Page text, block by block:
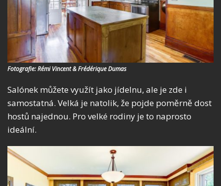
Fotografie: Rémi Vincent & Frédérique Dumas
Salónek můžete využít jako jídelnu, ale je zde i
samostatná. Velká je natolik, že pojde poměrně dost
hostů najednou. Pro velké rodiny je to naprosto
ideální.